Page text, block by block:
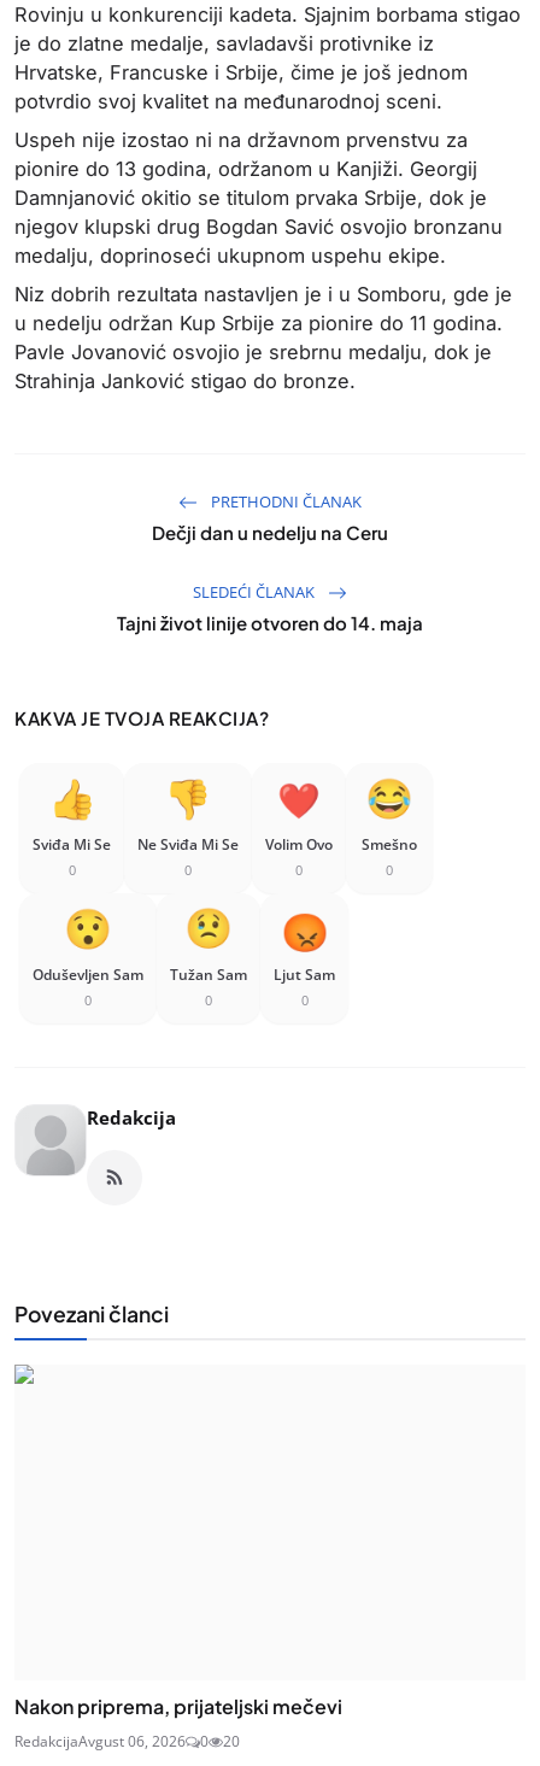
Rovinju u konkurenciji kadeta. Sjajnim borbama stigao
je do zlatne medalje, savladavši protivnike iz
Hrvatske, Francuske i Srbije, čime je još jednom
potvrdio svoj kvalitet na međunarodnoj sceni.
Uspeh nije izostao ni na državnom prvenstvu za
pionire do 13 godina, održanom u Kanjiži. Georgij
Damnjanović okitio se titulom prvaka Srbije, dok je
njegov klupski drug Bogdan Savić osvojio bronzanu
medalju, doprinoseći ukupnom uspehu ekipe.
Niz dobrih rezultata nastavljen je i u Somboru, gde je
u nedelju održan Kup Srbije za pionire do 11 godina.
Pavle Jovanović osvojio je srebrnu medalju, dok je
Strahinja Janković stigao do bronze.
PRETHODNI ČLANAK
Dečji dan u nedelju na Ceru
SLEDEĆI ČLANAK
Tajni život linije otvoren do 14. maja
KAKVA JE TVOJA REAKCIJA?
Sviđa Mi Se
0
Ne Sviđa Mi Se
0
Volim Ovo
0
Smešno
0
Oduševljen Sam
0
Tužan Sam
0
Ljut Sam
0
Redakcija
Povezani članci
Nakon priprema, prijateljski mečevi
RedakcijaAvgust 06, 2026 0 20